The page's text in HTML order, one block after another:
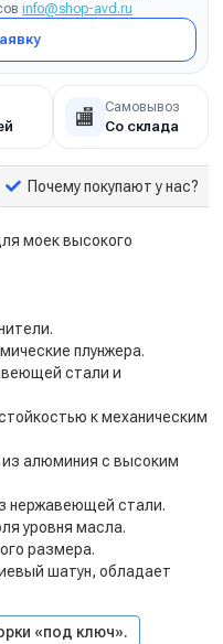
info@shop-avd.ru
🏬 Самовывоз
Со склада
Почему покупают у нас?
моек высокого
плунжера.
стали и
к механическим
из алюминия с высоким
нержавеющей стали.
уровня масла.
размера.
шатун, обладает
«под ключ».